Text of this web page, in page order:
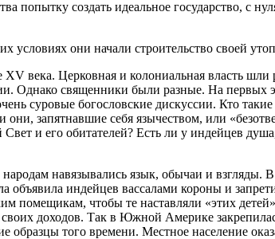
попытку создать идеальное государство, с
условиях они начали строительство своей
XV века. Церковная и колониальная власть шли
Однако священники были разные. На
суровые богословские дискуссии. Кто
запятнавшие себя язычеством, или
и его обитателей? Есть ли у индейцев
навязывались язык, обычаи и взгляды.
объявила индейцев вассалами короны и
помещикам, чтобы те наставляли «этих
доходов. Так в Южной Америке
образцы того времени. Местное население